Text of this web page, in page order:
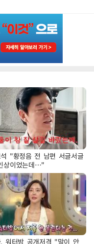
석 "황정음 전 남편 서글서글
상이었는데…"
, 워터밤 공개저격 "말이 안